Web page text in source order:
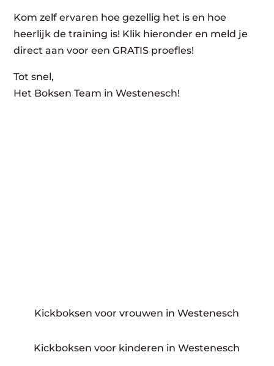
Kom zelf ervaren hoe gezellig het is en hoe
heerlijk de training is! Klik hieronder en meld je
direct aan voor een GRATIS proefles!
Tot snel,
Het Boksen Team in Westenesch!
Kickboksen voor vrouwen in Westenesch
Kickboksen voor kinderen in Westenesch